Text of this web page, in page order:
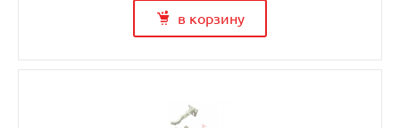
в корзину